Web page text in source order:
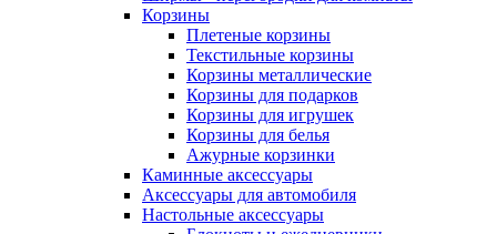
Корзины
Плетеные корзины
Текстильные корзины
Корзины металлические
Корзины для подарков
Корзины для игрушек
Корзины для белья
Ажурные корзинки
Каминные аксессуары
Аксессуары для автомобиля
Настольные аксессуары